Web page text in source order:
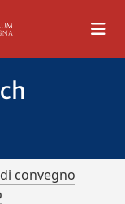
convegno